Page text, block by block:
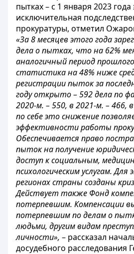
пытках – с 1 января 2023 года
исключительная
прокуратуры, отметил
«За 8 месяцев этого года
дела о пытках, что на 62%
аналогичный период
статистика на 48% ниже
регистрации пыток за
году открыто – 592 дела по
2020-м. – 550, в 2021-м. – 466,
по себе это снижение
эффективности работы
Обеспечивается право
пыток на получение
доступ к социальным,
психологическим услугам. Для
регионах страны созданы
Действует также Фонд
потерпевшим. Компенсации
потерпевшим по делам о
людьми, другим видам
личности», – рассказал
досудебного расследования